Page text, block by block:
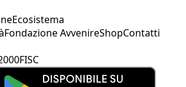
Ecosistema
Fondazione AvvenireShopContatti
FISC